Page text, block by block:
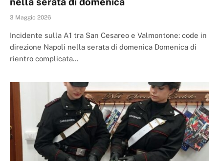
3 Maggio 2026
Incidente sulla A1 tra San Cesareo e Valmontone: code in
direzione Napoli nella serata di domenica Domenica di
rientro complicata…